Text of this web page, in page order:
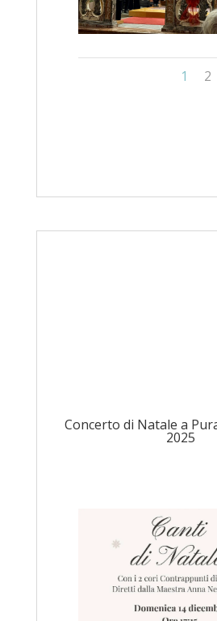
1 2
Concerto di Natale a
2025